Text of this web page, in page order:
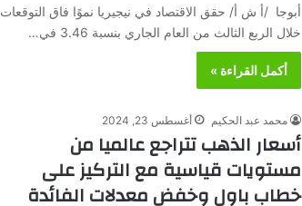
أبوجا /أ ش أ/ حقق الاقتصاد في نيجيريا نموًا فاق التوقعات
خلال الربع الثالث من العام الجاري بنسبة 3.46 في…
أكمل القراءة »
محمد عبد الحكيم أغسطس 23, 2024
أسعار الذهب تتراجع عالميا من
مستويات قياسية مع التركيز على
خطاب باول وخفض معدلات الفائدة